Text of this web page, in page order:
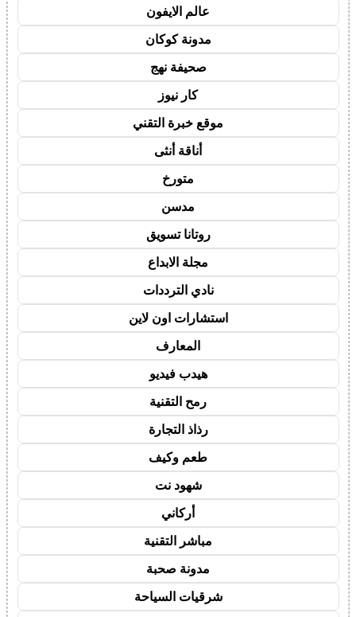
عالم الايفون
مدونة كوكان
صحيفة نهج
كار نيوز
موقع خبرة التقني
أناقة أنثى
متورخ
مدسن
روتانا تسويق
مجلة الابداع
نادي الترددات
استشارات اون لاين
المعارف
هيدب فيديو
رمح التقنية
رذاذ التجارة
طعم وكيف
شهود نت
أركاني
مباشر التقنية
مدونة صحبة
شرقيات السياحة